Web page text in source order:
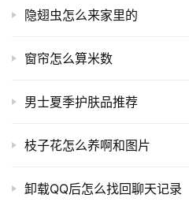
隐翅虫怎么来家里的
窗帘怎么算米数
男士夏季护肤品推荐
枝子花怎么养啊和图片
卸载QQ后怎么找回聊天记录